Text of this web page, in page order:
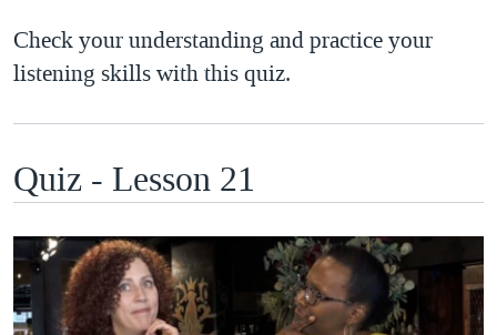
Check your understanding and practice your
listening skills with this quiz.
Quiz - Lesson 21